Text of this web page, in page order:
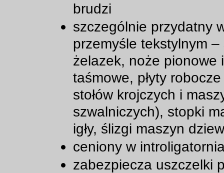
brudzi
szczególnie przydatny
przemyśle tekstylnym –
żelazek, noże pionowe i
taśmowe, płyty
stołów krojczych i
szwalniczych), stopki
igły, ślizgi maszyn
ceniony w
zabezpiecza uszczelki